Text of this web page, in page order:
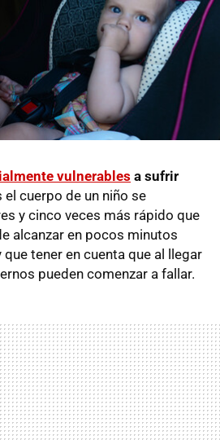
vulnerables a sufrir
el cuerpo de un niño se
y cinco veces más rápido que
alcanzar en pocos minutos
que tener en cuenta que al llegar
pueden comenzar a fallar.